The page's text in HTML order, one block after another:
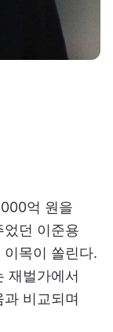
억 원을
던 이준용
목이 쏠린다.
재벌가에서
비교되며